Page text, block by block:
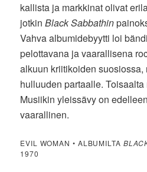
kallista ja markkinat olivat
jotkinBlack Sabbathin
Vahva albumidebyytti loi
pelottavana ja vaarallisena
alkuun kriitikoiden suosiossa,
hulluuden partaalle.
Musiikin yleissävy on
vaarallinen.
EVIL WOMAN • ALBUMILTA
1970